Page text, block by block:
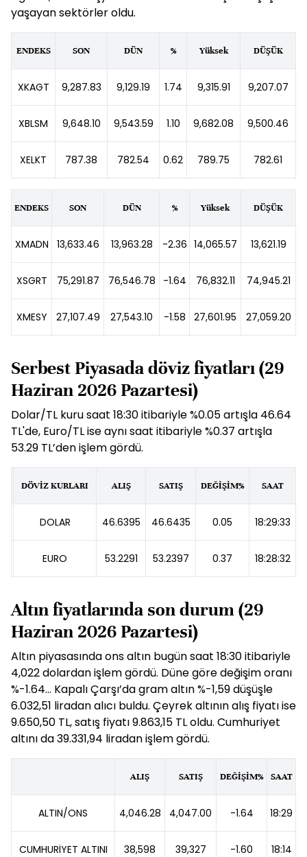
yaşayan sektörler oldu.
ENDEKS SON DÜN % Yüksek DÜŞÜK
XKAGT 9,287.83 9,129.19 1.74 9,315.91 9,207.07
XBLSM 9,648.10 9,543.59 1.10 9,682.08 9,500.46
XELKT 787.38 782.54 0.62 789.75 782.61
ENDEKS SON DÜN % Yüksek DÜŞÜK
XMADN 13,633.46 13,963.28 -2.36 14,065.57 13,621.19
XSGRT 75,291.87 76,546.78 -1.64 76,832.11 74,945.21
XMESY 27,107.49 27,543.10 -1.58 27,601.95 27,059.20
Serbest Piyasada döviz fiyatları (29
Haziran 2026 Pazartesi)
Dolar/TL kuru saat 18:30 itibariyle %0.05 artışla 46.64
TL'de, Euro/TL ise aynı saat itibariyle %0.37 artışla
53.29 TL’den işlem gördü.
DÖVİZ KURLARI ALIŞ SATIŞ DEĞİŞİM% SAAT
DOLAR 46.6395 46.6435 0.05 18:29:33
EURO 53.2291 53.2397 0.37 18:28:32
Altın fiyatlarında son durum (29
Haziran 2026 Pazartesi)
Altın piyasasında ons altın bugün saat 18:30 itibariyle
4,022 dolardan işlem gördü. Düne göre değişim oranı
%-1.64... Kapalı Çarşı’da gram altın %-1,59 düşüşle
6.032,51 liradan alıcı buldu. Çeyrek altının alış fiyatı ise
9.650,50 TL, satış fiyatı 9.863,15 TL oldu. Cumhuriyet
altını da 39.331,94 liradan işlem gördü.
ALIŞ SATIŞ DEĞİŞİM% SAAT
ALTIN/ONS 4,046.28 4,047.00 -1.64 18:29
CUMHURİYET ALTINI 38,598 39,327 -1.60 18:14